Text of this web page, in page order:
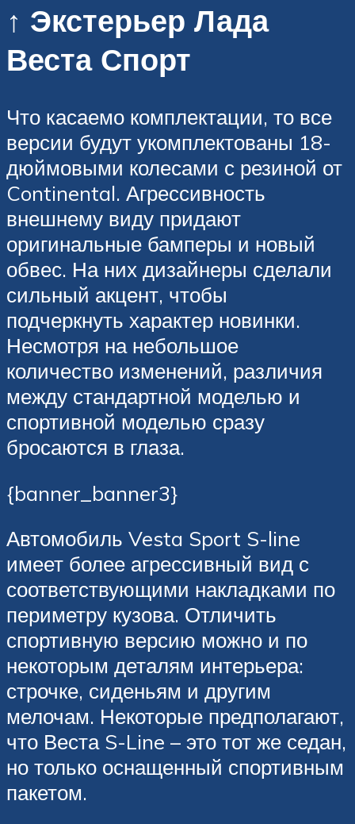
↑ Экстерьер Лада
Веста Спорт
Что касаемо комплектации, то все
версии будут укомплектованы 18-
дюймовыми колесами с резиной от
Continental. Агрессивность
внешнему виду придают
оригинальные бамперы и новый
обвес. На них дизайнеры сделали
сильный акцент, чтобы
подчеркнуть характер новинки.
Несмотря на небольшое
количество изменений, различия
между стандартной моделью и
спортивной моделью сразу
бросаются в глаза.
{banner_banner3}
Автомобиль Vesta Sport S-line
имеет более агрессивный вид с
соответствующими накладками по
периметру кузова. Отличить
спортивную версию можно и по
некоторым деталям интерьера:
строчке, сиденьям и другим
мелочам. Некоторые предполагают,
что Веста S-Line – это тот же седан,
но только оснащенный спортивным
пакетом.